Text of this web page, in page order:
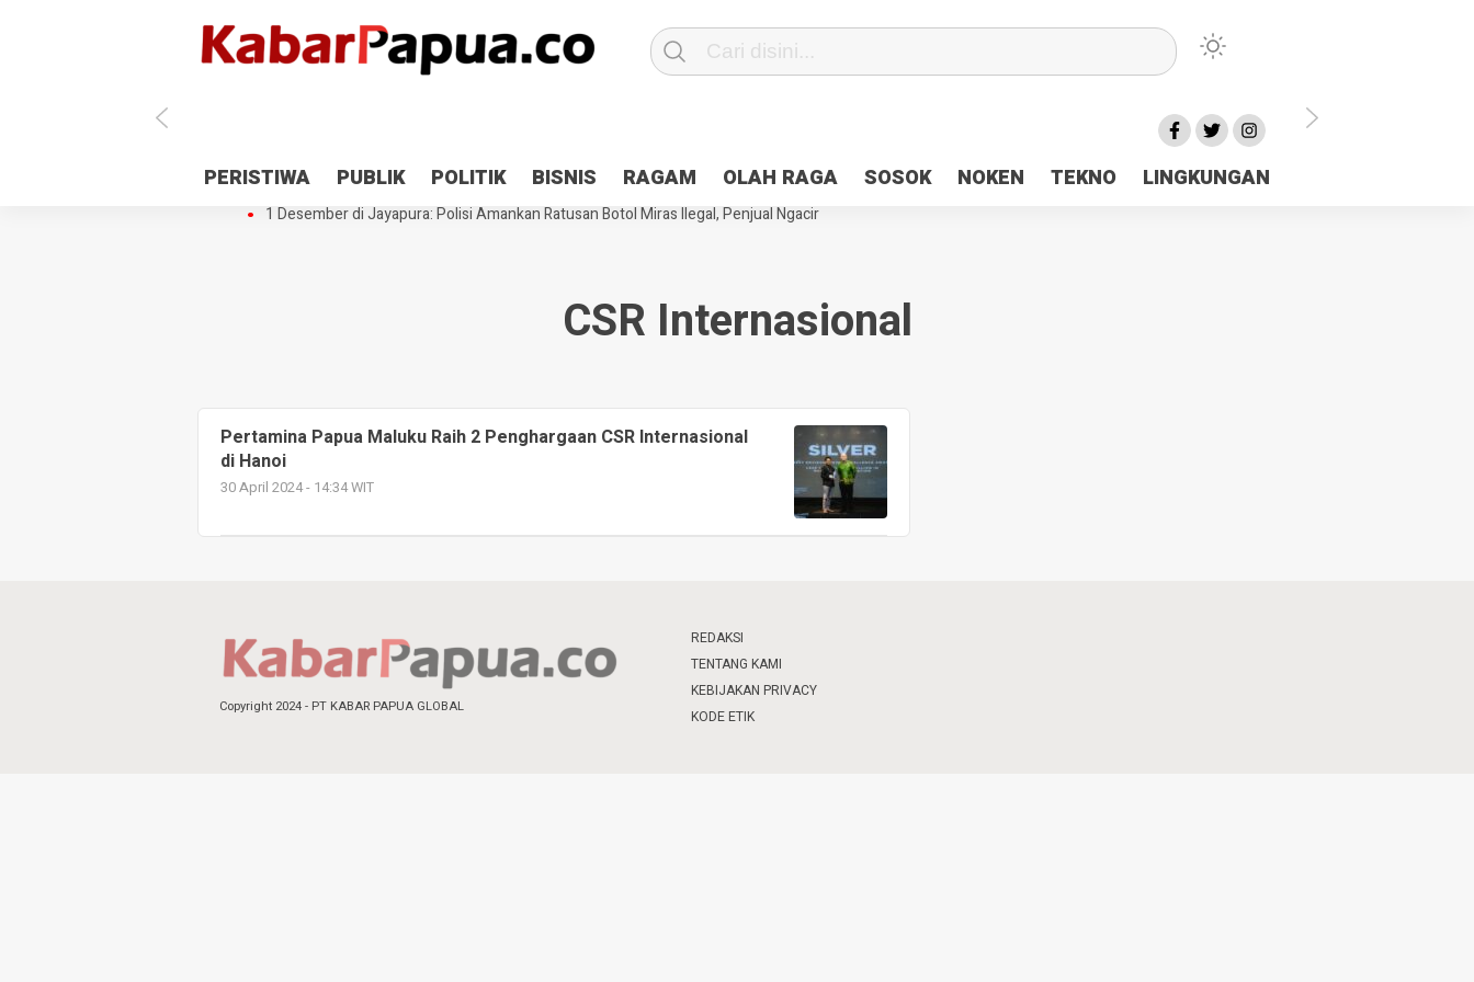
PERISTIWA PUBLIK POLITIK BISNIS RAGAM OLAH RAGA SOSOK NOKEN TEKNO LINGKUNGAN
Antisipasi 1 Desember, TNI Polri Patroli 2×24 jam di Kota Jayapura
Pesan Sejuk Polri di Deklarasi Pemilu Ceria Tanah Papua
Gedung Perpustakaan SMPN 5 Sentani Terbakar
Hibah Pilkada Jayapura Cair 10 Persen, Deposit Kas Daerah Rp23 Miliar Disorot
1 Desember di Jayapura: Polisi Amankan Ratusan Botol Miras Ilegal, Penjual Ngacir
CSR Internasional
Pertamina Papua Maluku Raih 2 Penghargaan CSR Internasional
di Hanoi
30 April 2024 - 14:34 WIT
Copyright 2024 - PT KABAR PAPUA GLOBAL
REDAKSI
TENTANG KAMI
KEBIJAKAN PRIVACY
KODE ETIK